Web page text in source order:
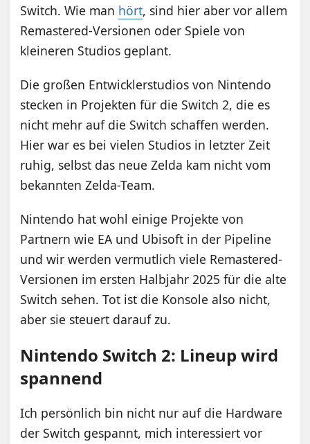
Switch. Wie man hört, sind hier aber vor allem
Remastered-Versionen oder Spiele von
kleineren Studios geplant.
Die großen Entwicklerstudios von Nintendo
stecken in Projekten für die Switch 2, die es
nicht mehr auf die Switch schaffen werden.
Hier war es bei vielen Studios in letzter Zeit
ruhig, selbst das neue Zelda kam nicht vom
bekannten Zelda-Team.
Nintendo hat wohl einige Projekte von
Partnern wie EA und Ubisoft in der Pipeline
und wir werden vermutlich viele Remastered-
Versionen im ersten Halbjahr 2025 für die alte
Switch sehen. Tot ist die Konsole also nicht,
aber sie steuert darauf zu.
Nintendo Switch 2: Lineup wird
spannend
Ich persönlich bin nicht nur auf die Hardware
der Switch gespannt, mich interessiert vor